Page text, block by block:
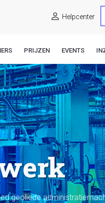
Helpcenter
PRIJZEN EVENTS
geoliede